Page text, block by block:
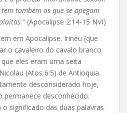
também os que se apegam
” (Apocalipse 2:14-15 NVI)
em Apocalipse. Irineu (que
o cavaleiro do cavalo branco
eles eram uma seita
(Atos 6:5) de Antioquia.
desconsiderado hoje,
permanece desconhecido.
significado das duas palavras